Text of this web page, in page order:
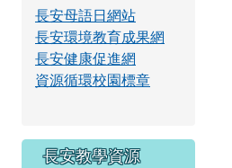
長安母語日網站
長安環境教育成果網
長安健康促進網
資源循環校園標章
長安教學資源